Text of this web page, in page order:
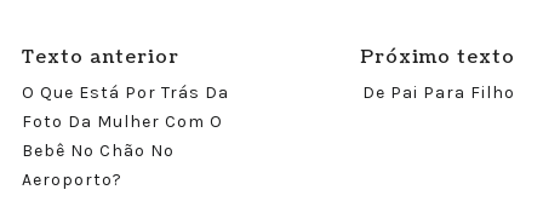
Texto anterior
O Que Está Por Trás Da
Foto Da Mulher Com O
Bebê No Chão No
Aeroporto?
Próximo texto
De Pai Para Filho